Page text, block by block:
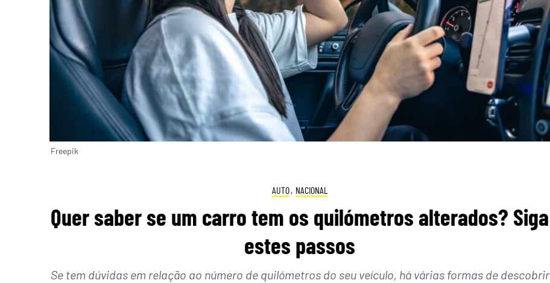
Freepik
AUTO, NACIONAL
Quer saber se um carro tem os quilómetros alterados? Siga
estes passos
Se tem dúvidas em relação ao número de quilómetros do seu veículo, há várias formas de descobrir